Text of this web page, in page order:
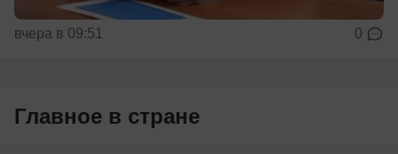
вчера в 09:51 0
Главное в стране